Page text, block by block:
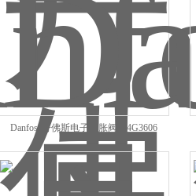
Danfoss丹佛斯电子膨胀阀034G3606